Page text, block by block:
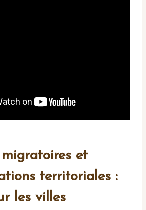
migratoires et
territoriales :
les villes